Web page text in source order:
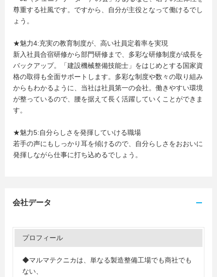
尊重する社風です。ですから、自分が主役となって働けるでし
ょう。
★魅力4:充実の教育制度が、高い社員定着率を実現
新入社員合宿研修から部門研修まで、多彩な研修制度が成長を
バックアップ。「建設機械整備技能士」をはじめとする国家資
格の取得も全面サポートします。多彩な制度や数々の取り組み
からもわかるように、当社は社員第一の会社。働きやすい環境
が整っているので、腰を据えて長く活躍していくことができま
す。
★魅力5:自分らしさを発揮していける職場
若手の声にもしっかり耳を傾けるので、自分らしさをおおいに
発揮しながら仕事に打ち込めるでしょう。
会社データ
プロフィール
◆マルマテクニカは、単なる製造整備工場でも商社でも
ない、